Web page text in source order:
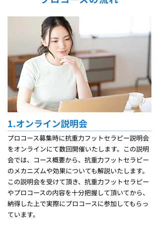
1.オンライン説明会
プロコース募集時に抗重力フットセラピー説明会
をオンラインにて数回開催いたします。この説明
会では、コース概要から、抗重力フットセラピー
のメカニズムや効果についても解説いたします。
この説明会を受けて頂き、抗重力フットセラピー
やプロコースの内容を十分把握して頂いてから、
納得した上で実際にプロコースに参加してもらっ
ています。